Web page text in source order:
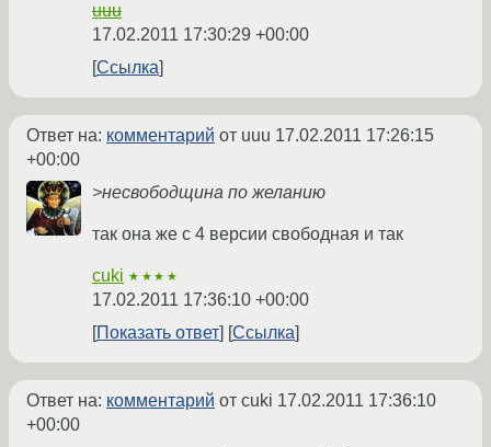
uuu
17.02.2011 17:30:29 +00:00
Ссылка
Ответ на: комментарий от uuu 17.02.2011 17:26:15
+00:00
>несвободщина по желанию
так она же с 4 версии свободная и так
cuki ★★★★
17.02.2011 17:36:10 +00:00
Показать ответ
Ссылка
Ответ на: комментарий от cuki 17.02.2011 17:36:10
+00:00